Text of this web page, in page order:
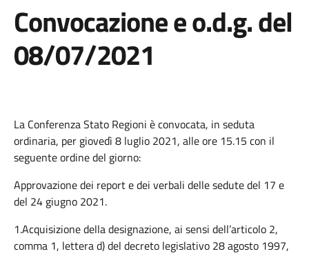
Convocazione e o.d.g. del
08/07/2021
La Conferenza Stato Regioni è convocata, in seduta
ordinaria, per giovedì 8 luglio 2021, alle ore 15.15 con il
seguente ordine del giorno:
Approvazione dei report e dei verbali delle sedute del 17 e
del 24 giugno 2021.
1.Acquisizione della designazione, ai sensi dell’articolo 2,
comma 1, lettera d) del decreto legislativo 28 agosto 1997,